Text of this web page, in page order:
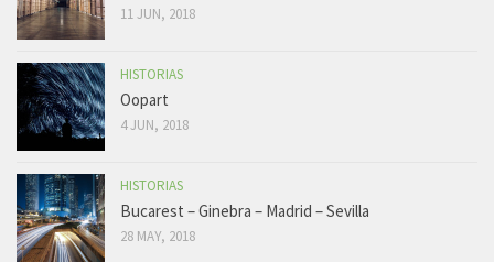
11 JUN, 2018
HISTORIAS
Oopart
4 JUN, 2018
HISTORIAS
Bucarest – Ginebra – Madrid – Sevilla
28 MAY, 2018